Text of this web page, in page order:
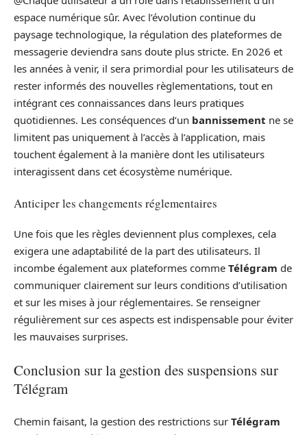
espace numérique sûr. Avec l’évolution continue du
paysage technologique, la régulation des plateformes de
messagerie deviendra sans doute plus stricte. En 2026 et
les années à venir, il sera primordial pour les utilisateurs de
rester informés des nouvelles règlementations, tout en
intégrant ces connaissances dans leurs pratiques
quotidiennes. Les conséquences d’un bannissement ne se
limitent pas uniquement à l’accès à l’application, mais
touchent également à la manière dont les utilisateurs
interagissent dans cet écosystème numérique.
Anticiper les changements réglementaires
Une fois que les règles deviennent plus complexes, cela
exigera une adaptabilité de la part des utilisateurs. Il
incombe également aux plateformes comme Télégram de
communiquer clairement sur leurs conditions d’utilisation
et sur les mises à jour réglementaires. Se renseigner
régulièrement sur ces aspects est indispensable pour éviter
les mauvaises surprises.
Conclusion sur la gestion des suspensions sur
Télégram
Chemin faisant, la gestion des restrictions sur Télégram